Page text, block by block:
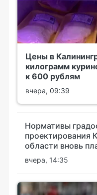
Цены в
килограмм
к 600 рублям
вчера, 09:39
Нормативы
проектирования
области вновь
вчера, 14:35